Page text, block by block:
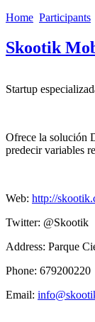
Home Participants
Skootik
Startup
Ofrece la solución
predecir variables
Web: http://
Twitter: @Skootik
Address: Parque
Phone: 679200220
Email: